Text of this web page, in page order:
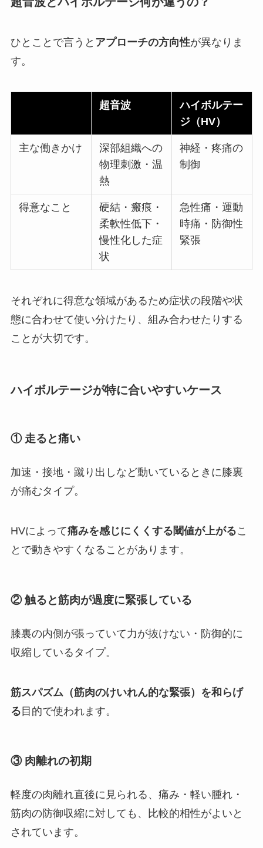
ひとことで言うと アプローチの方向性が異なりま
す。
超音波
ハイボルテー
ジ（HV）
主な働きかけ
深部組織への
物理刺激・温
熱
神経・疼痛の
制御
得意なこと
硬結・瘢痕・
柔軟性低下・
慢性化した症
状
急性痛・運動
時痛・防御性
緊張
それぞれに得意な領域があるため症状の段階や状
態に合わせて使い分けたり、組み合わせたりする
ことが大切です。
ハイボルテージが特に合いやすいケース
① 走ると痛い
加速・接地・蹴り出しなど動いているときに膝裏
が痛むタイプ。
HVによって痛みを感じにくくする閾値が上がるこ
とで動きやすくなることがあります。
② 触ると筋肉が過度に緊張している
膝裏の内側が張っていて力が抜けない・防御的に
収縮しているタイプ。
筋スパズム（筋肉のけいれん的な緊張）を和らげ
る目的で使われます。
③ 肉離れの初期
軽度の肉離れ直後に見られる、痛み・軽い腫れ・
筋肉の防御収縮に対しても、比較的相性がよいと
されています。